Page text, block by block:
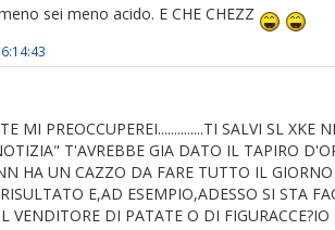
sei meno acido. E CHE CHEZZ
MI PREOCCUPEREI..............TI SALVI SL
T'AVREBBE GIA DATO IL TAPIRO
HA UN CAZZO DA FARE TUTTO IL
E,AD ESEMPIO,ADESSO SI STA
VENDITORE DI PATATE O DI